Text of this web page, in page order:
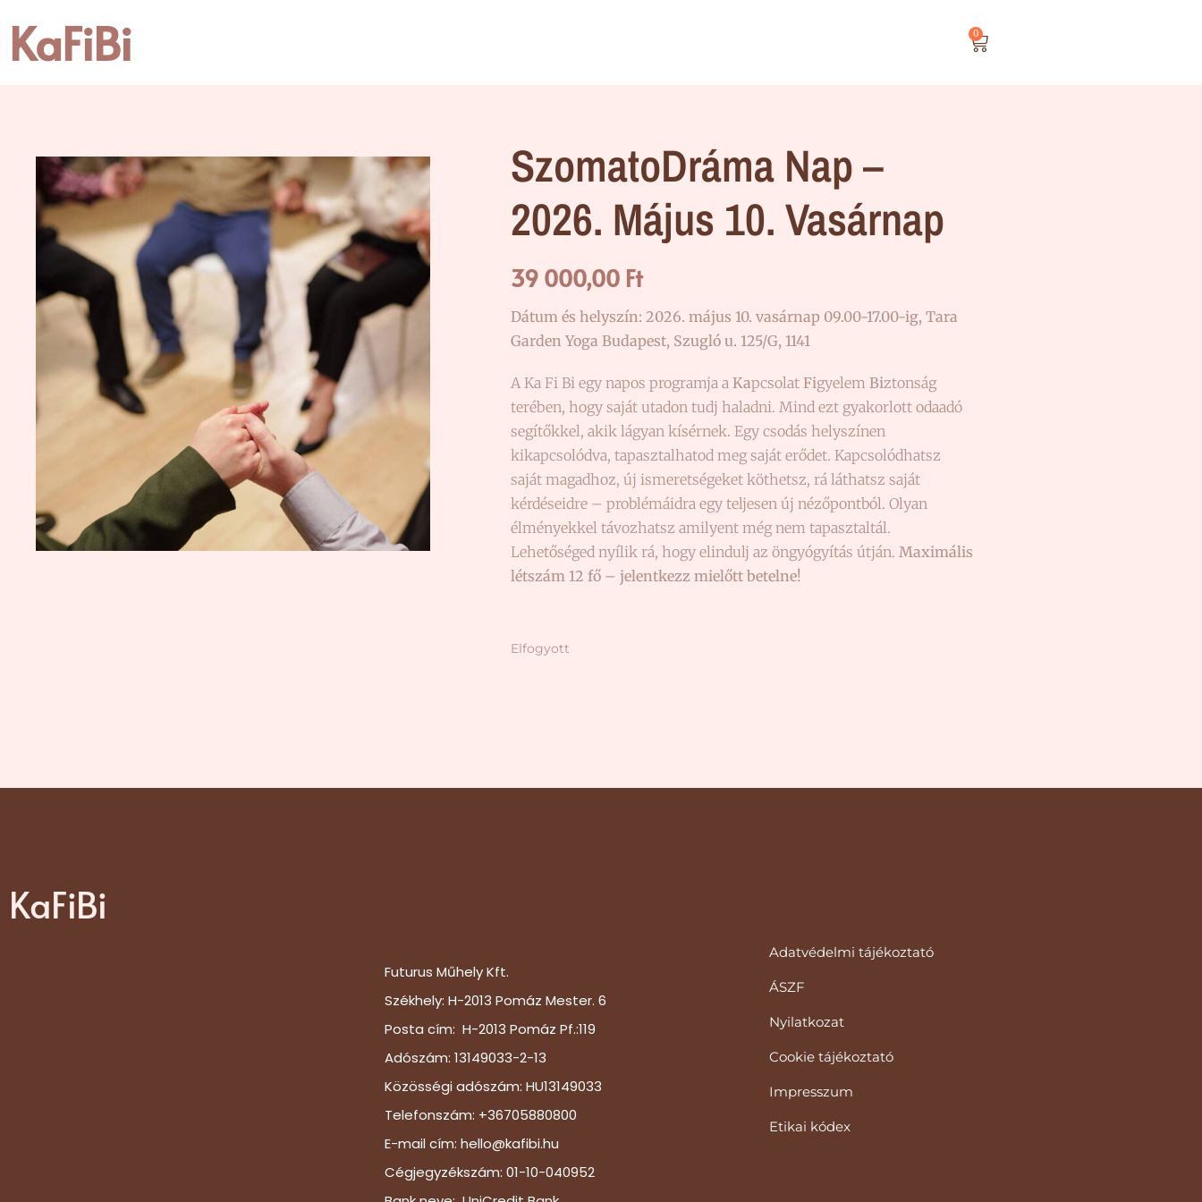
KaFiBi 0
SzomatoDráma Nap –
2026. Május 10. Vasárnap
39 000,00 Ft
Dátum és helyszín: 2026. május 10. vasárnap 09.00-17.00-ig, Tara
Garden Yoga Budapest, Szugló u. 125/G, 1141
A Ka Fi Bi egy napos programja a Kapcsolat Figyelem Biztonság
terében, hogy saját utadon tudj haladni. Mind ezt gyakorlott odaadó
segítőkkel, akik lágyan kísérnek. Egy csodás helyszínen
kikapcsolódva, tapasztalhatod meg saját erődet. Kapcsolódhatsz
saját magadhoz, új ismeretségeket köthetsz, rá láthatsz saját
kérdéseidre – problémáidra egy teljesen új nézőpontból. Olyan
élményekkel távozhatsz amilyent még nem tapasztaltál.
Lehetőséged nyílik rá, hogy elindulj az öngyógyítás útján. Maximális
létszám 12 fő – jelentkezz mielőtt betelne!
Elfogyott
KaFiBi​
Futurus Műhely Kft.
Székhely: H-2013 Pomáz Mester. 6
Posta cím: H-2013 Pomáz Pf.:119
Adószám: 13149033-2-13
Közösségi adószám: HU13149033
Telefonszám: +36705880800
E-mail cím: hello@kafibi.hu
Cégjegyzékszám: 01-10-040952
Adatvédelmi tájékoztató
ÁSZF
Nyilatkozat
Cookie tájékoztató
Impresszum
Etikai kódex